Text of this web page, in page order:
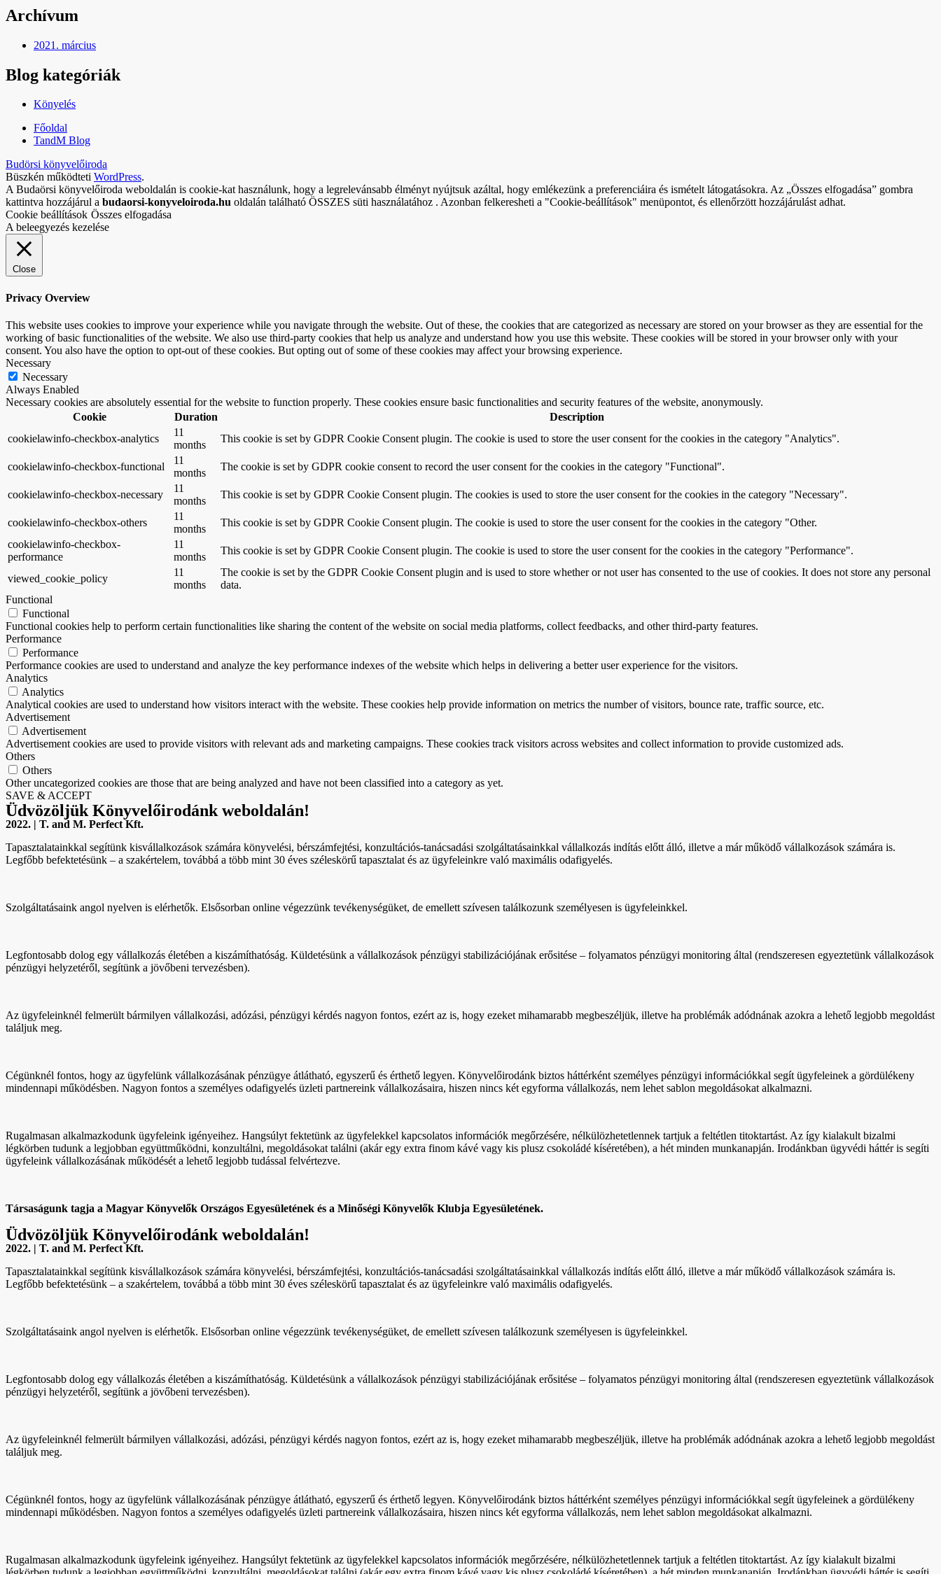
Archívum
2021. március
Blog kategóriák
Könyelés
Főoldal
TandM Blog
Budörsi könyvelőiroda
Büszkén működteti WordPress.
A Budaörsi könyvelőiroda weboldalán is cookie-kat használunk, hogy a legrelevánsabb élményt nyújtsuk azáltal, hogy emlékezünk a preferenciáira és ismételt látogatásokra. Az „Összes elfogadása” gombra
kattintva hozzájárul a budaorsi-konyveloiroda.hu oldalán található ÖSSZES süti használatához . Azonban felkeresheti a "Cookie-beállítások" menüpontot, és ellenőrzött hozzájárulást adhat.
Cookie beállítások Összes elfogadása
A beleegyezés kezelése
Close
Privacy Overview
This website uses cookies to improve your experience while you navigate through the website. Out of these, the cookies that are categorized as necessary are stored on your browser as they are essential for the
working of basic functionalities of the website. We also use third-party cookies that help us analyze and understand how you use this website. These cookies will be stored in your browser only with your
consent. You also have the option to opt-out of these cookies. But opting out of some of these cookies may affect your browsing experience.
Necessary
Necessary
Always Enabled
Necessary cookies are absolutely essential for the website to function properly. These cookies ensure basic functionalities and security features of the website, anonymously.
Cookie
Duration
Description
cookielawinfo-checkbox-analytics
11
months
This cookie is set by GDPR Cookie Consent plugin. The cookie is used to store the user consent for the cookies in the category "Analytics".
cookielawinfo-checkbox-functional
11
months
The cookie is set by GDPR cookie consent to record the user consent for the cookies in the category "Functional".
cookielawinfo-checkbox-necessary
11
months
This cookie is set by GDPR Cookie Consent plugin. The cookies is used to store the user consent for the cookies in the category "Necessary".
cookielawinfo-checkbox-others
11
months
This cookie is set by GDPR Cookie Consent plugin. The cookie is used to store the user consent for the cookies in the category "Other.
cookielawinfo-checkbox-
performance
11
months
This cookie is set by GDPR Cookie Consent plugin. The cookie is used to store the user consent for the cookies in the category "Performance".
viewed_cookie_policy
11
months
The cookie is set by the GDPR Cookie Consent plugin and is used to store whether or not user has consented to the use of cookies. It does not store any personal
data.
Functional
Functional
Functional cookies help to perform certain functionalities like sharing the content of the website on social media platforms, collect feedbacks, and other third-party features.
Performance
Performance
Performance cookies are used to understand and analyze the key performance indexes of the website which helps in delivering a better user experience for the visitors.
Analytics
Analytics
Analytical cookies are used to understand how visitors interact with the website. These cookies help provide information on metrics the number of visitors, bounce rate, traffic source, etc.
Advertisement
Advertisement
Advertisement cookies are used to provide visitors with relevant ads and marketing campaigns. These cookies track visitors across websites and collect information to provide customized ads.
Others
Others
Other uncategorized cookies are those that are being analyzed and have not been classified into a category as yet.
SAVE & ACCEPT
Üdvözöljük Könyvelőirodánk weboldalán!
2022. | T. and M. Perfect Kft.
Tapasztalatainkkal segítünk kisvállalkozások számára könyvelési, bérszámfejtési, konzultációs-tanácsadási szolgáltatásainkkal vállalkozás indítás előtt álló, illetve a már működő vállalkozások számára is.
Legfőbb befektetésünk – a szakértelem, továbbá a több mint 30 éves széleskörű tapasztalat és az ügyfeleinkre való maximális odafigyelés.
Szolgáltatásaink angol nyelven is elérhetők. Elsősorban online végezzünk tevékenységüket, de emellett szívesen találkozunk személyesen is ügyfeleinkkel.
Legfontosabb dolog egy vállalkozás életében a kiszámíthatóság. Küldetésünk a vállalkozások pénzügyi stabilizációjának erősitése – folyamatos pénzügyi monitoring által (rendszeresen egyeztetünk vállalkozások
pénzügyi helyzetéről, segítünk a jövőbeni tervezésben).
Az ügyfeleinknél felmerült bármilyen vállalkozási, adózási, pénzügyi kérdés nagyon fontos, ezért az is, hogy ezeket mihamarabb megbeszéljük, illetve ha problémák adódnának azokra a lehető legjobb megoldást
találjuk meg.
Cégünknél fontos, hogy az ügyfelünk vállalkozásának pénzügye átlátható, egyszerű és érthető legyen. Könyvelőirodánk biztos háttérként személyes pénzügyi információkkal segít ügyfeleinek a gördülékeny
mindennapi működésben. Nagyon fontos a személyes odafigyelés üzleti partnereink vállalkozásaira, hiszen nincs két egyforma vállalkozás, nem lehet sablon megoldásokat alkalmazni.
Rugalmasan alkalmazkodunk ügyfeleink igényeihez. Hangsúlyt fektetünk az ügyfelekkel kapcsolatos információk megőrzésére, nélkülözhetetlennek tartjuk a feltétlen titoktartást. Az így kialakult bizalmi
légkörben tudunk a legjobban együttműködni, konzultálni, megoldásokat találni (akár egy extra finom kávé vagy kis plusz csokoládé kíséretében), a hét minden munkanapján. Irodánkban ügyvédi háttér is segíti
ügyfeleink vállalkozásának működését a lehető legjobb tudással felvértezve.
Társaságunk tagja a Magyar Könyvelők Országos Egyesületének és a Minőségi Könyvelők Klubja Egyesületének.
Üdvözöljük Könyvelőirodánk weboldalán!
2022. | T. and M. Perfect Kft.
Tapasztalatainkkal segítünk kisvállalkozások számára könyvelési, bérszámfejtési, konzultációs-tanácsadási szolgáltatásainkkal vállalkozás indítás előtt álló, illetve a már működő vállalkozások számára is.
Legfőbb befektetésünk – a szakértelem, továbbá a több mint 30 éves széleskörű tapasztalat és az ügyfeleinkre való maximális odafigyelés.
Szolgáltatásaink angol nyelven is elérhetők. Elsősorban online végezzünk tevékenységüket, de emellett szívesen találkozunk személyesen is ügyfeleinkkel.
Legfontosabb dolog egy vállalkozás életében a kiszámíthatóság. Küldetésünk a vállalkozások pénzügyi stabilizációjának erősitése – folyamatos pénzügyi monitoring által (rendszeresen egyeztetünk vállalkozások
pénzügyi helyzetéről, segítünk a jövőbeni tervezésben).
Az ügyfeleinknél felmerült bármilyen vállalkozási, adózási, pénzügyi kérdés nagyon fontos, ezért az is, hogy ezeket mihamarabb megbeszéljük, illetve ha problémák adódnának azokra a lehető legjobb megoldást
találjuk meg.
Cégünknél fontos, hogy az ügyfelünk vállalkozásának pénzügye átlátható, egyszerű és érthető legyen. Könyvelőirodánk biztos háttérként személyes pénzügyi információkkal segít ügyfeleinek a gördülékeny
mindennapi működésben. Nagyon fontos a személyes odafigyelés üzleti partnereink vállalkozásaira, hiszen nincs két egyforma vállalkozás, nem lehet sablon megoldásokat alkalmazni.
Rugalmasan alkalmazkodunk ügyfeleink igényeihez. Hangsúlyt fektetünk az ügyfelekkel kapcsolatos információk megőrzésére, nélkülözhetetlennek tartjuk a feltétlen titoktartást. Az így kialakult bizalmi